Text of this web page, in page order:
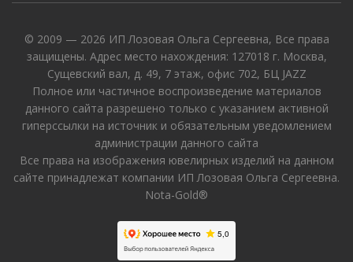
© 2009 — 2026 ИП Лозовая Ольга Сергеевна, Все права
защищены. Адрес место нахождения: 127018 г. Москва,
Сущевский вал, д. 49, 7 этаж, офис 702, БЦ JAZZ
Полное или частичное воспроизведение материалов
данного сайта разрешено только с указанием активной
гиперссылки на источник и обязательным уведомлением
администрации данного сайта
Все права на изображения ювелирных изделий на данном
сайте принадлежат компании ИП Лозовая Ольга Сергеевна.
Nota-Gold®